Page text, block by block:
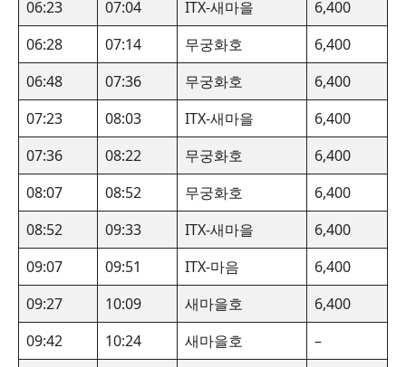
06:23
07:04 ITX-새마을
6,400
06:28
07:14 무궁화호
6,400
06:48
07:36 무궁화호
6,400
07:23
08:03 ITX-새마을
6,400
07:36
08:22 무궁화호
6,400
08:07
08:52 무궁화호
6,400
08:52
09:33 ITX-새마을
6,400
09:07
09:51 ITX-마음
6,400
09:27
10:09 새마을호
6,400
09:42
10:24 새마을호
–